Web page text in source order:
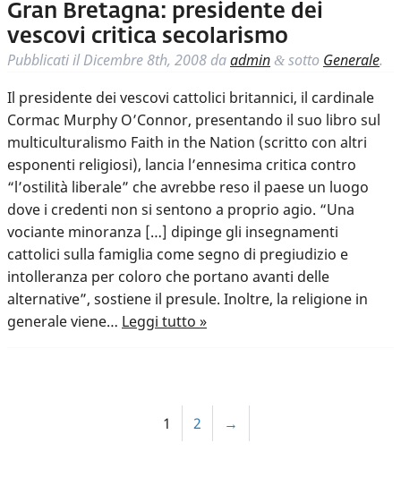
Gran Bretagna: presidente dei
vescovi critica secolarismo
Pubblicati ilDicembre 8th, 2008 daadmin & sotto Generale.
Il presidente dei vescovi cattolici britannici, il cardinale
Cormac Murphy O’Connor, presentando il suo libro sul
multiculturalismo Faith in the Nation (scritto con altri
esponenti religiosi), lancia l’ennesima critica contro
“l’ostilità liberale” che avrebbe reso il paese un luogo
dove i credenti non si sentono a proprio agio. “Una
vociante minoranza […] dipinge gli insegnamenti
cattolici sulla famiglia come segno di pregiudizio e
intolleranza per coloro che portano avanti delle
alternative”, sostiene il presule. Inoltre, la religione in
generale viene… Leggi tutto »
1 2 →